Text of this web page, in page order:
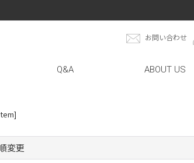
お問い合わせ
Q&A ABOUT US
]
変更